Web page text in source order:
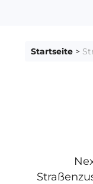
Startseite >